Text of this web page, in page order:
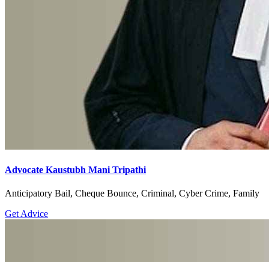
Advocate Kaustubh Mani Tripathi
Anticipatory Bail, Cheque Bounce, Criminal, Cyber Crime, Family
Get Advice